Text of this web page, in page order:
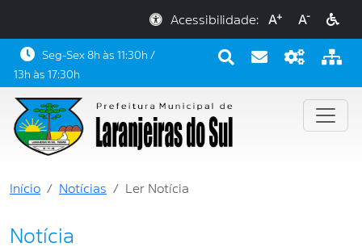
Acessibilidade: A+ A-
Seg-Sex 8h às 11:30h /
13h às 17:30h
Início Notícias Ler Notícia
Notícia